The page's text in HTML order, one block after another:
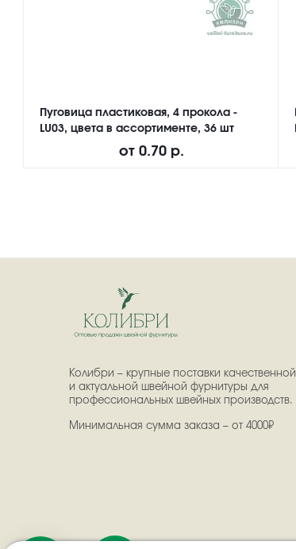
Пуговица пластиковая, 4 прокола -
LU03, цвета в ассортименте, 36 шт
от 0.70 р.
Колибри – крупные поставки качественной
и актуальной швейной фурнитуры для
профессиональных швейных производств.
Минимальная сумма заказа – от 4000₽